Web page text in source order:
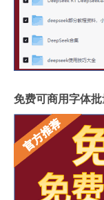
免费可商用字体